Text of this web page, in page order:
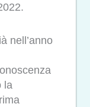
nell’anno
la